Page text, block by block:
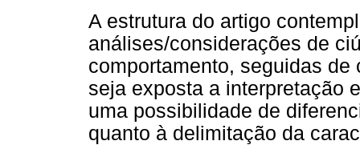
A estrutura do artigo
análises/considerações de
comportamento, seguidas
seja exposta a interpretação
uma possibilidade de
quanto à delimitação da